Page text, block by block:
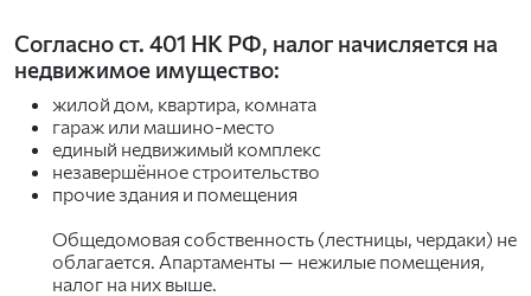
Согласно ст. 401 НК РФ, налог начисляется на
недвижимое имущество:
жилой дом, квартира, комната
гараж или машино-место
единый недвижимый комплекс
незавершённое строительство
прочие здания и помещения
Общедомовая собственность (лестницы, чердаки) не
облагается. Апартаменты — нежилые помещения,
налог на них выше.